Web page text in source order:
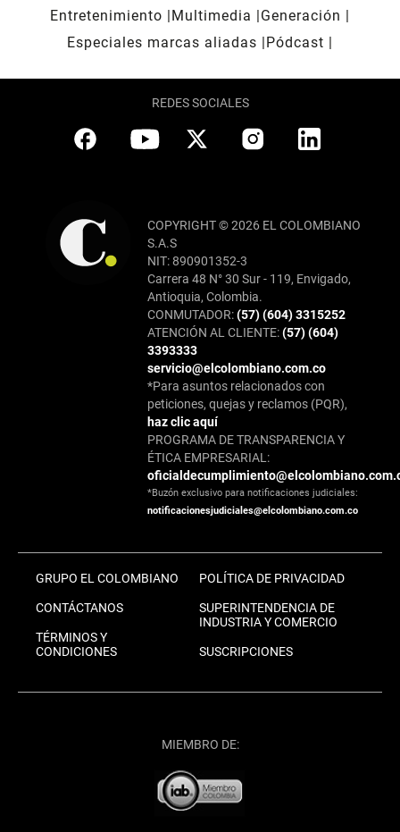
Entretenimiento
Multimedia
Generación
Especiales marcas aliadas
Pódcast
REDES SOCIALES
COPYRIGHT © 2026 EL COLOMBIANO
S.A.S
NIT: 890901352-3
Carrera 48 N° 30 Sur - 119, Envigado,
Antioquia, Colombia.
CONMUTADOR:(57) (604) 3315252
ATENCIÓN AL CLIENTE:(57) (604)
3393333
servicio@elcolombiano.com.co
*Para asuntos relacionados con
peticiones, quejas y reclamos (PQR),
haz clic aquí
PROGRAMA DE TRANSPARENCIA Y
ÉTICA EMPRESARIAL:
*Buzón exclusivo para notificaciones judiciales:
notificacionesjudiciales@elcolombiano.com.co
GRUPO EL COLOMBIANO
CONTÁCTANOS
TÉRMINOS Y
CONDICIONES
POLÍTICA DE PRIVACIDAD
SUPERINTENDENCIA DE
INDUSTRIA Y COMERCIO
SUSCRIPCIONES
MIEMBRO DE: